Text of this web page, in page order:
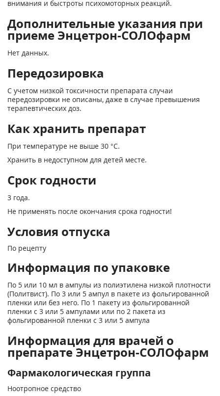
внимания и быстроты психомоторных реакций.
Дополнительные указания при
приеме Энцетрон-СОЛОфарм
Нет данных.
Передозировка
С учетом низкой токсичности препарата случаи
передозировки не описаны, даже в случае превышения
терапевтических доз.
Как хранить препарат
При температуре не выше 30 °С.
Хранить в недоступном для детей месте.
Срок годности
3 года.
Не применять после окончания срока годности!
Условия отпуска
По рецепту
Информация по упаковке
По 5 или 10 мл в ампулы из полиэтилена низкой плотности
(Политвист). По 3 или 5 ампул в пакете из фольгированной
пленки или без него. По 1 пакету из фольгированной
пленки с 3 или 5 ампулами или по 2 пакета из
фольгированной пленки с 3 или 5 ампула
Информация для врачей о
препарате Энцетрон-СОЛОфарм
Фармакологическая группа
Ноотропное средство